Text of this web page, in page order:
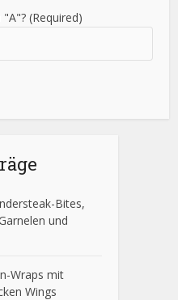
(Required)
Bites,
und
Wraps mit
Wings